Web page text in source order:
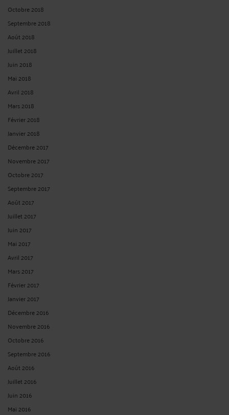
Octobre 2018
Septembre 2018
Août 2018
Juillet 2018
Juin 2018
Mai 2018
Avril 2018
Mars 2018
Février 2018
Janvier 2018
Décembre 2017
Novembre 2017
Octobre 2017
Septembre 2017
Août 2017
Juillet 2017
Juin 2017
Mai 2017
Avril 2017
Mars 2017
Février 2017
Janvier 2017
Décembre 2016
Novembre 2016
Octobre 2016
Septembre 2016
Août 2016
Juillet 2016
Juin 2016
Mai 2016